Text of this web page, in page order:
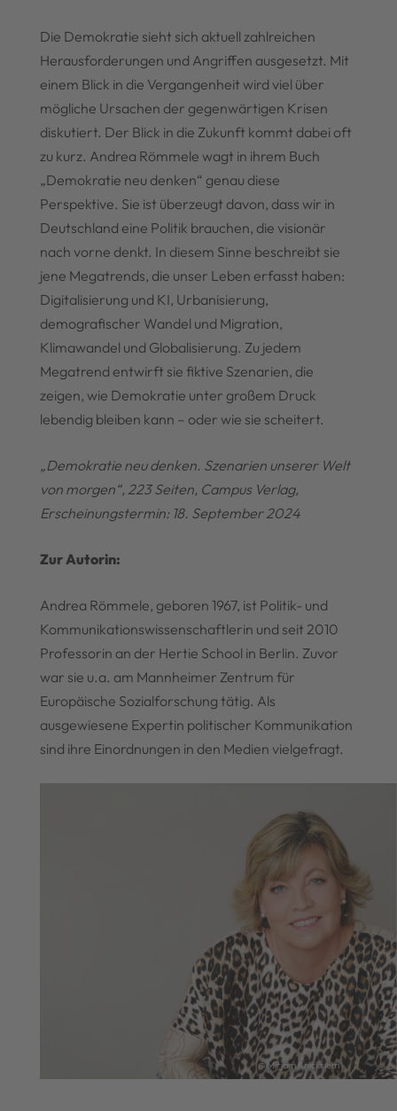
Die Demokratie sieht sich aktuell zahlreichen
Herausforderungen und Angriffen ausgesetzt. Mit
einem Blick in die Vergangenheit wird viel über
mögliche Ursachen der gegenwärtigen Krisen
diskutiert. Der Blick in die Zukunft kommt dabei oft
zu kurz. Andrea Römmele wagt in ihrem Buch
„Demokratie neu denken“ genau diese
Perspektive. Sie ist überzeugt davon, dass wir in
Deutschland eine Politik brauchen, die visionär
nach vorne denkt. In diesem Sinne beschreibt sie
jene Megatrends, die unser Leben erfasst haben:
Digitalisierung und KI, Urbanisierung,
demografischer Wandel und Migration,
Klimawandel und Globalisierung. Zu jedem
Megatrend entwirft sie fiktive Szenarien, die
zeigen, wie Demokratie unter großem Druck
lebendig bleiben kann – oder wie sie scheitert.
„Demokratie neu denken. Szenarien unserer Welt
von morgen“, 223 Seiten, Campus Verlag,
Erscheinungstermin: 18. September 2024
Zur Autorin:
Andrea Römmele, geboren 1967, ist Politik- und
Kommunikationswissenschaftlerin und seit 2010
Professorin an der Hertie School in Berlin. Zuvor
war sie u.a. am Mannheimer Zentrum für
Europäische Sozialforschung tätig. Als
ausgewiesene Expertin politischer Kommunikation
sind ihre Einordnungen in den Medien vielgefragt.
@ Mirjam Knickriem